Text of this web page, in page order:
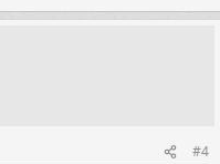
#4